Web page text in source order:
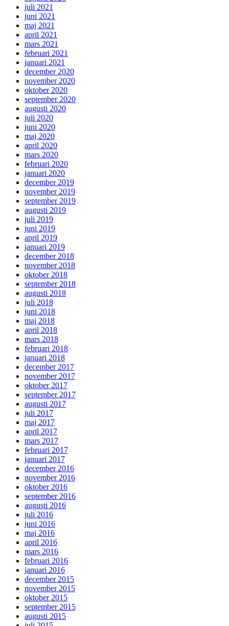
juli 2021
juni 2021
maj 2021
april 2021
mars 2021
februari 2021
januari 2021
december 2020
november 2020
oktober 2020
september 2020
augusti 2020
juli 2020
juni 2020
maj 2020
april 2020
mars 2020
februari 2020
januari 2020
december 2019
november 2019
september 2019
augusti 2019
juli 2019
juni 2019
april 2019
januari 2019
december 2018
november 2018
oktober 2018
september 2018
augusti 2018
juli 2018
juni 2018
maj 2018
april 2018
mars 2018
februari 2018
januari 2018
december 2017
november 2017
oktober 2017
september 2017
augusti 2017
juli 2017
maj 2017
april 2017
mars 2017
februari 2017
januari 2017
december 2016
november 2016
oktober 2016
september 2016
augusti 2016
juli 2016
juni 2016
maj 2016
april 2016
mars 2016
februari 2016
januari 2016
december 2015
november 2015
oktober 2015
september 2015
augusti 2015